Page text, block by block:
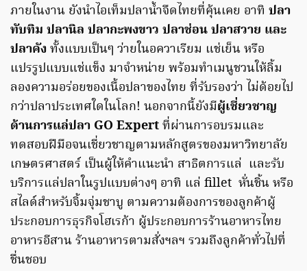
ภายในงาน ยังนำไอเท็มปลาน้ำจืดไทยที่คุ้นเคย อาทิ ปลา
ทับทิม ปลานิล ปลากะพงขาว ปลาช่อน ปลาสวาย และ
ปลาคังทั้งแบบเป็นๆ ว่ายในอควาเรียม แช่เย็น หรือ
แปรรูปแบบแช่แข็ง มาจำหน่าย พร้อมทำเมนูชวนให้ลิ้ม
ลองความอร่อยของเนื้อปลาของไทย ที่รับรองว่า ไม่ด้อยไป
กว่าปลาประเทศใดในโลก! นอกจากนี้ยังมีผู้เชี่ยวชาญ
ด้านการแล่ปลา GO Expertที่ผ่านการอบรมและ
ทดสอบฝีมือจนเชี่ยวชาญตามหลักสูตรของมหาวิทยาลัย
เกษตรศาสตร์ เป็นผู้ให้คำแนะนำ สาธิตการแล่ และรับ
บริการแล่ปลาในรูปแบบต่างๆ อาทิ แล่ fillet หั่นชิ้น หรือ
สไลด์สำหรับจิ้มจุ่มชาบู ตามความต้องการของลูกค้าผู้
ประกอบการธุรกิจโฮเรก้า ผู้ประกอบการร้านอาหารไทย
อาหารอีสาน ร้านอาหารตามสั่งฯลฯ รวมถึงลูกค้าทั่วไปที่
ชื่นชอบ